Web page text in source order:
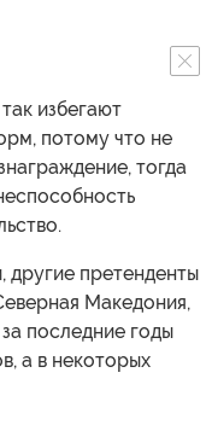
избегают
потому что не
тогда
другие претенденты
Македония,
последние годы
а в некоторых